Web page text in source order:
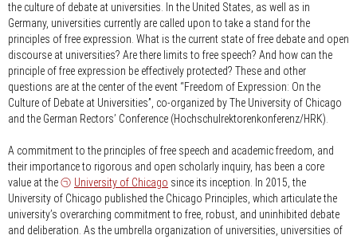
the culture of debate at universities. In the United States, as well as in
Germany, universities currently are called upon to take a stand for the
principles of free expression. What is the current state of free debate and open
discourse at universities? Are there limits to free speech? And how can the
principle of free expression be effectively protected? These and other
questions are at the center of the event “Freedom of Expression: On the
Culture of Debate at Universities”, co-organized by The University of Chicago
and the German Rectors’ Conference (Hochschulrektorenkonferenz/HRK).
A commitment to the principles of free speech and academic freedom, and
their importance to rigorous and open scholarly inquiry, has been a core
value at the
University of Chicago since its inception. In 2015, the
University of Chicago published the Chicago Principles, which articulate the
university’s overarching commitment to free, robust, and uninhibited debate
and deliberation. As the umbrella organization of universities, universities of